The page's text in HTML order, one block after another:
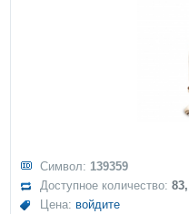
Символ: 139359
Доступное количество:83,
Цена: войдите